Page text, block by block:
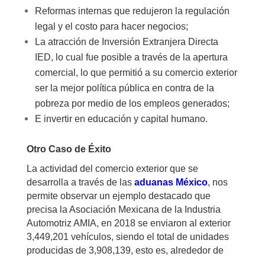
Reformas internas que redujeron la regulación
legal y el costo para hacer negocios;
La atracción de Inversión Extranjera Directa
IED, lo cual fue posible a través de la apertura
comercial, lo que permitió a su comercio exterior
ser la mejor política pública en contra de la
pobreza por medio de los empleos generados;
E invertir en educación y capital humano.
Otro Caso de Éxito
La actividad del comercio exterior que se
desarrolla a través de las aduanas México, nos
permite observar un ejemplo destacado que
precisa la Asociación Mexicana de la Industria
Automotriz AMIA, en 2018 se enviaron al exterior
3,449,201 vehículos, siendo el total de unidades
producidas de 3,908,139, esto es, alrededor de